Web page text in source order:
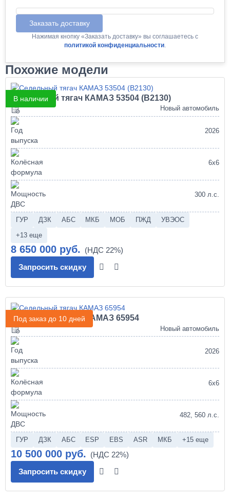
Заказать доставку
Нажимая кнопку «Заказать доставку» вы соглашаетесь с
политикой конфиденциальности.
Похожие модели
В наличии
Седельный тягач КАМАЗ 53504 (В2130)
Новый автомобиль
2026
6х6
300 л.с.
ГУР ДЗК АБС МКБ МОБ ПЖД
УВЭОС
+13 еще
8 650 000 руб.
Запросить скидку
Под заказ до 10 дней
Седельный тягач КАМАЗ 65954
Новый автомобиль
2026
6х6
482, 560 л.с.
ГУР ДЗК АБС ESP EBS ASR МКБ +15 еще
10 500 000 руб.
Запросить скидку